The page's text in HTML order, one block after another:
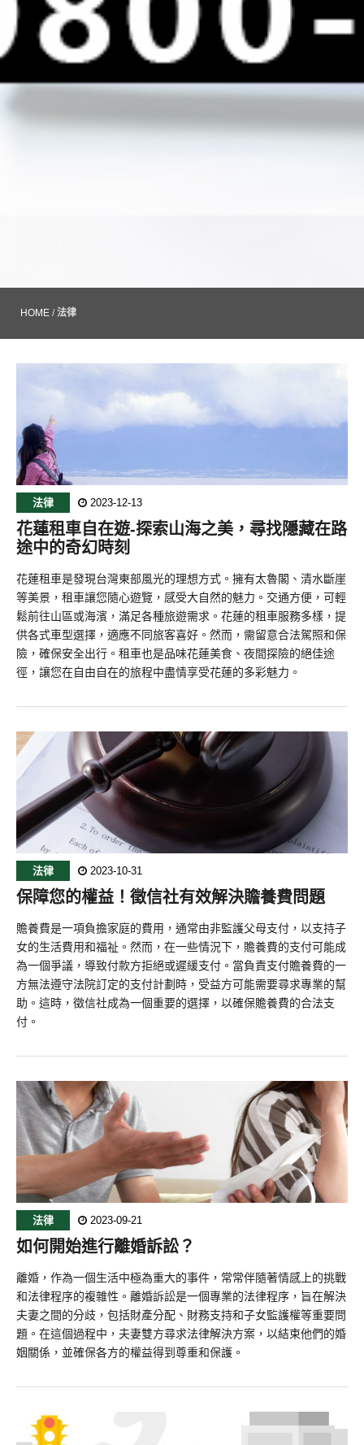
HOME /法律
法律 2023-12-13
花蓮租車自在遊-探索山海之美，尋找隱藏在路
途中的奇幻時刻
花蓮租車是發現台灣東部風光的理想方式。擁有太魯閣、清水斷崖
等美景，租車讓您隨心遊覽，感受大自然的魅力。交通方便，可輕
鬆前往山區或海濱，滿足各種旅遊需求。花蓮的租車服務多樣，提
供各式車型選擇，適應不同旅客喜好。然而，需留意合法駕照和保
險，確保安全出行。租車也是品味花蓮美食、夜間探險的絕佳途
徑，讓您在自由自在的旅程中盡情享受花蓮的多彩魅力。
法律 2023-10-31
保障您的權益！徵信社有效解決贍養費問題
贍養費是一項負擔家庭的費用，通常由非監護父母支付，以支持子
女的生活費用和福祉。然而，在一些情況下，贍養費的支付可能成
為一個爭議，導致付款方拒絕或遲緩支付。當負責支付贍養費的一
方無法遵守法院訂定的支付計劃時，受益方可能需要尋求專業的幫
助。這時，徵信社成為一個重要的選擇，以確保贍養費的合法支
付。
法律 2023-09-21
如何開始進行離婚訴訟？
離婚，作為一個生活中極為重大的事件，常常伴隨著情感上的挑戰
和法律程序的複雜性。離婚訴訟是一個專業的法律程序，旨在解決
夫妻之間的分歧，包括財產分配、財務支持和子女監護權等重要問
題。在這個過程中，夫妻雙方尋求法律解決方案，以結束他們的婚
姻關係，並確保各方的權益得到尊重和保護。